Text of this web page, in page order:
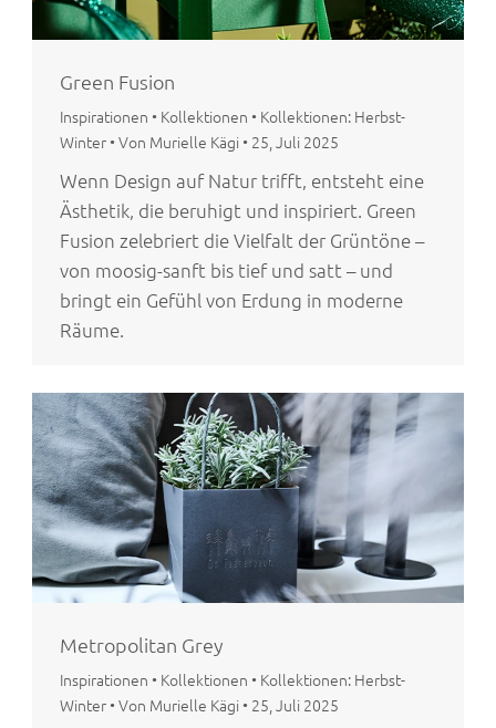
Green Fusion
Inspirationen • Kollektionen • Kollektionen: Herbst-
Winter •Von Murielle Kägi • 25, Juli 2025
Wenn Design auf Natur trifft, entsteht eine
Ästhetik, die beruhigt und inspiriert. Green
Fusion zelebriert die Vielfalt der Grüntöne –
von moosig-sanft bis tief und satt – und
bringt ein Gefühl von Erdung in moderne
Räume.
Metropolitan Grey
Inspirationen • Kollektionen • Kollektionen: Herbst-
Winter •Von Murielle Kägi • 25, Juli 2025